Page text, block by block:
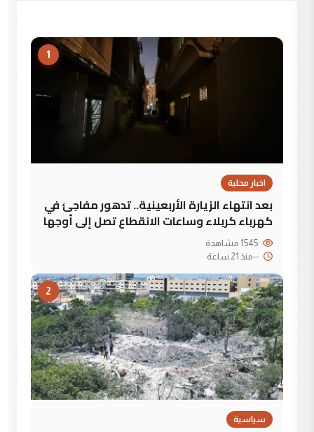
1
اخبار محلية
بعد انتهاء الزيارة الأربعينية.. تدهور مفاجئ في
كهرباء كربلاء وساعات الانقطاع تصل إلى أوجها
--منذ 21 ساعة
2
سياسية